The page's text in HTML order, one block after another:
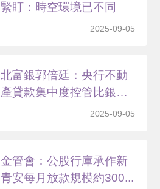
緊盯：時空環境已不同
2025-09-05
北富銀郭倍廷：央行不動
產貸款集中度控管比銀行
2025-09-05
金管會：公股行庫承作新
青安每月放款規模約300...